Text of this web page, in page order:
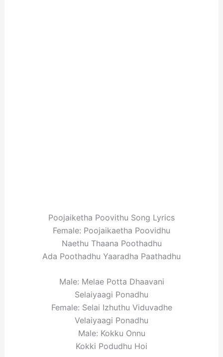
Poojaiketha Poovithu Song Lyrics
Female: Poojaikaetha Poovidhu
Naethu Thaana Poothadhu
Ada Poothadhu Yaaradha Paathadhu
Male: Melae Potta Dhaavani
Selaiyaagi Ponadhu
Female: Selai Izhuthu Viduvadhe
Velaiyaagi Ponadhu
Male: Kokku Onnu
Kokki Podudhu Hoi